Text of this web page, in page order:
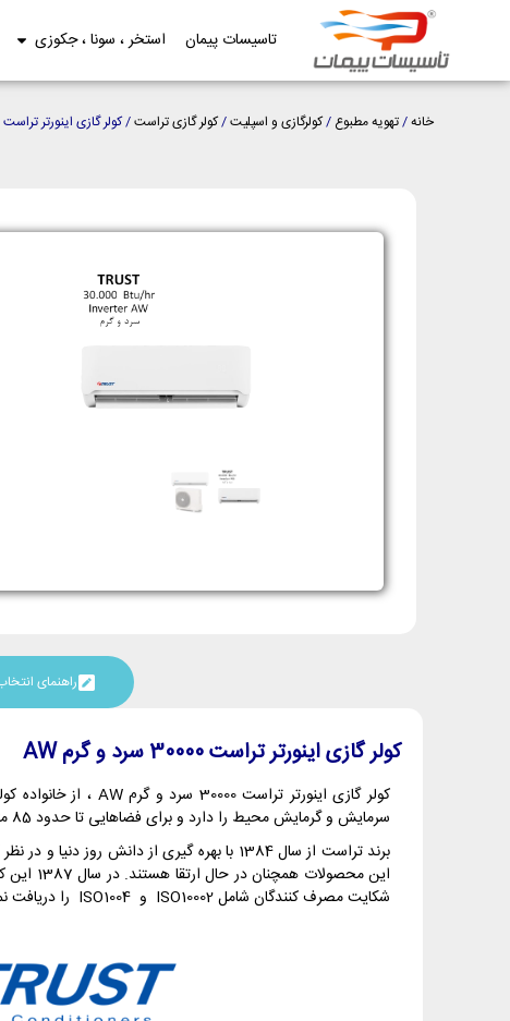
تاسیسات پیمان استخر ، سونا ، جکوزی
خانه/تهویه مطبوع /کولرگازی و اسپلیت/کولر گازی تراست/ کولر گازی اینورتر تراست 30000 سرد و گرم AW
راهنمای
کولر گازی اینورتر تراست 30000 سرد و گرم AW
سرمایش و گرمایش محیط را دارد و برای فضاهایی تا حدود 85 متر مربع مناسب است. استفاده از تکنولوژی اینورتر در این کولر گازی، مصرف برق و انرژی را کاهش می‌دهد.
برند تراست از سال 1384 با بهره گیری از
شکایت مصرف کنندگان شامل ISO10002 و ISO1004 را دریافت نمود.